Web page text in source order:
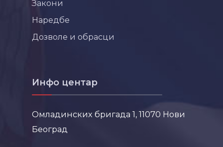
Закони
Наредбе
Дозволе и обрасци
Инфо центар
Омладинских бригада 1, 11070 Нови
Београд